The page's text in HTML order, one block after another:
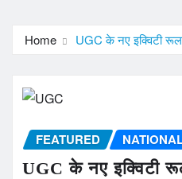
Home UGC के नए इक्विटी रूल
FEATURED
UGC के नए इक्विटी